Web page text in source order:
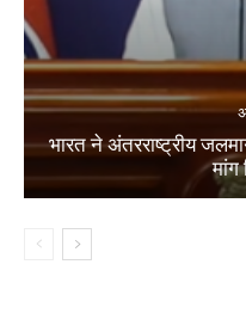
भारत ने अंतरराष्ट्रीय
मांग